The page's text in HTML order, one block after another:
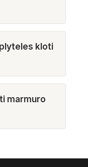
kloti
marmuro